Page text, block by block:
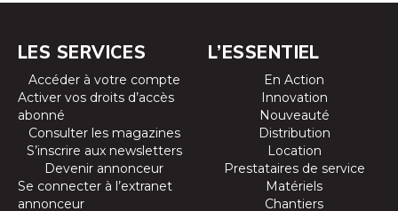
LES SERVICES
Accéder à votre compte
Activer vos droits d’accès
abonné
Consulter les magazines
S’inscrire aux newsletters
Devenir annonceur
Se connecter à l’extranet
annonceur
L’ESSENTIEL
En Action
Innovation
Nouveauté
Distribution
Location
Prestataires de service
Matériels
Chantiers